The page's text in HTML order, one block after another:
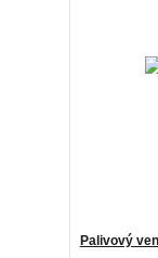
Palivový